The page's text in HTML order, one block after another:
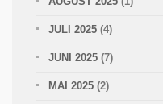
JULI 2025 (4)
JUNI 2025 (7)
MAI 2025 (2)